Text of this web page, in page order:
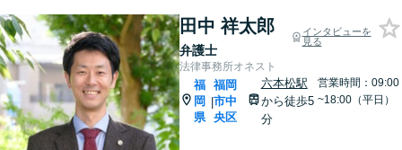
田中 祥太郎
弁護士
インタビューを
見る
法律事務所オネスト
福
岡
県
|
福岡
市中
央区
六本松駅
から徒歩5
分
営業時間：09:00
~18:00（平日）